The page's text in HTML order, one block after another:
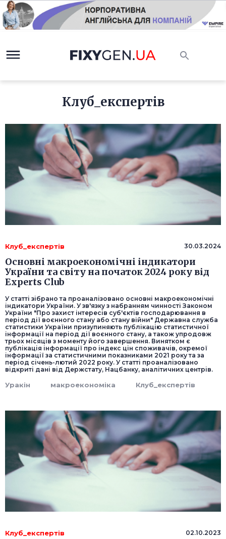
Клуб_експертів
Клуб_експертів 30.03.2024
Основні макроекономічні індикатори
України та світу на початок 2024 року від
Experts Club
У статті зібрано та проаналізовано основні макроекономічні
індикатори України. У зв'язку з набранням чинності Законом
України "Про захист інтересів суб'єктів господарювання в
період дії воєнного стану або стану війни" Державна служба
статистики України призупиняють публікацію статистичної
інформації на період дії воєнного стану, а також упродовж
трьох місяців з моменту його завершення. Винятком є
публікація інформації про індекс цін споживачів, окремої
інформації за статистичними показниками 2021 року та за
період січень-лютий 2022 року. У статті проаналізовано
відкриті дані від Держстату, Нацбанку, аналітичних центрів.
Уракін макроекономіка Клуб_експертів
Клуб_експертів 02.10.2023